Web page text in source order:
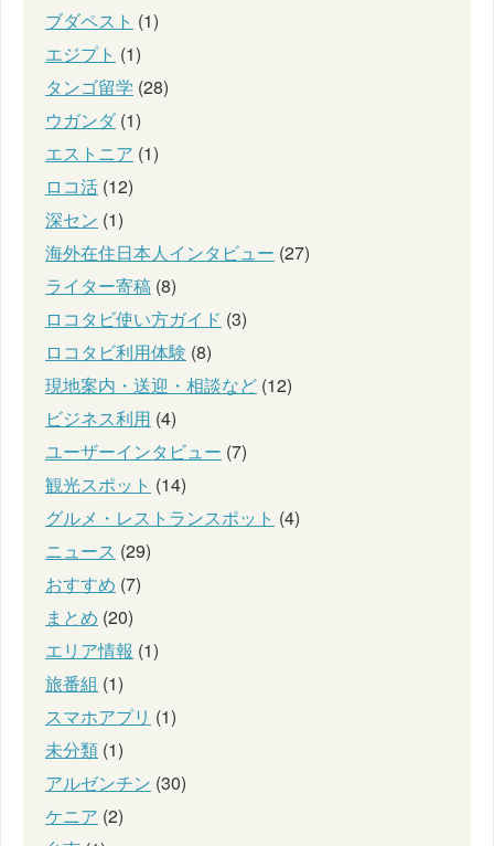
ブダペスト (1)
エジプト (1)
タンゴ留学 (28)
ウガンダ(1)
エストニア (1)
ロコ活 (12)
深セン (1)
海外在住日本人インタビュー (27)
ライター寄稿 (8)
ロコタビ使い方ガイド (3)
ロコタビ利用体験 (8)
現地案内・送迎・相談など (12)
ビジネス利用 (4)
ユーザーインタビュー (7)
観光スポット (14)
グルメ・レストランスポット (4)
ニュース (29)
おすすめ (7)
まとめ (20)
エリア情報 (1)
旅番組 (1)
スマホアプリ (1)
未分類 (1)
アルゼンチン (30)
ケニア (2)